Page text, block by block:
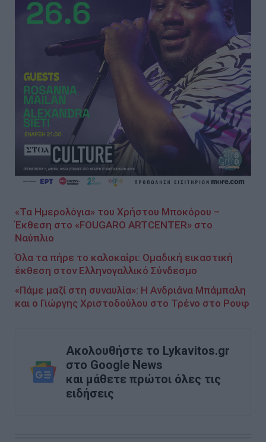
«Τα Ημερολόγια» του Χρήστου Μποκόρου –
Έκθεση στο «FOUGARO ARTCENTER» στο
Ναύπλιο
Όλα τα πήρε το καλοκαίρι: Ομαδική εικαστική
έκθεση στον Ελληνογαλλικό Σύνδεσμο
«Πάμε μαζί στη συναυλία»: Η Ανδριάνα Μπάμπαλη
και ο Γιώργης Χριστοδούλου στο Τρένο στο Ρουφ
Ακολουθήστε το Lykavitos.gr
στο Google News
και μάθετε πρώτοι όλες τις
ειδήσεις